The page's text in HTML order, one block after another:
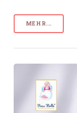
MEHR...